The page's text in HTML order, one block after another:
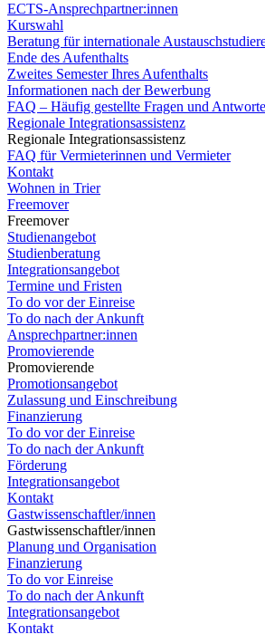
ECTS-Ansprechpartner:innen
Kurswahl
Beratung für internationale
Ende des Aufenthalts
Zweites Semester Ihres Aufenthalts
Informationen nach der Bewerbung
FAQ – Häufig gestellte Fragen und
Regionale Integrationsassistenz
Regionale Integrationsassistenz
FAQ für Vermieterinnen und Vermieter
Kontakt
Wohnen in Trier
Freemover
Freemover
Studienangebot
Studienberatung
Integrationsangebot
Termine und Fristen
To do vor der Einreise
To do nach der Ankunft
Ansprechpartner:innen
Promovierende
Promovierende
Promotionsangebot
Zulassung und Einschreibung
Finanzierung
To do vor der Einreise
To do nach der Ankunft
Förderung
Integrationsangebot
Kontakt
Gastwissenschaftler/innen
Gastwissenschaftler/innen
Planung und Organisation
Finanzierung
To do vor Einreise
To do nach der Ankunft
Integrationsangebot
Kontakt